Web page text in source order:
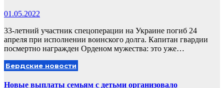
01.05.2022
33-летний участник спецоперации на Украине погиб 24
апреля при исполнении воинского долга. Капитан гвардии
посмертно награжден Орденом мужества: это уже…
Бердские новости
Новые выплаты семьям с детьми организовало